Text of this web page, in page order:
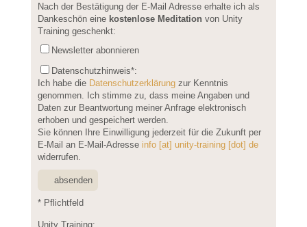
Nach der Bestätigung der E-Mail Adresse erhalte ich als
Dankeschön eine kostenlose Meditation von Unity
Training geschenkt:
Newsletter abonnieren
Datenschutzhinweis*:
Ich habe die Datenschutzerklärungzur Kenntnis
genommen. Ich stimme zu, dass meine Angaben und
Daten zur Beantwortung meiner Anfrage elektronisch
erhoben und gespeichert werden.
Sie können Ihre Einwilligung jederzeit für die Zukunft per
E-Mail an E-Mail-Adresse info [at] unity-training [dot] de
widerrufen.
* Pflichtfeld
Unity Training: